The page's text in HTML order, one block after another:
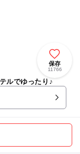
保存
11766
ルでゆったり♪